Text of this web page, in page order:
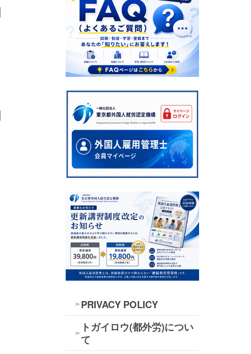
PRIVACY POLICY
トガイロウ(都外労)につい
て